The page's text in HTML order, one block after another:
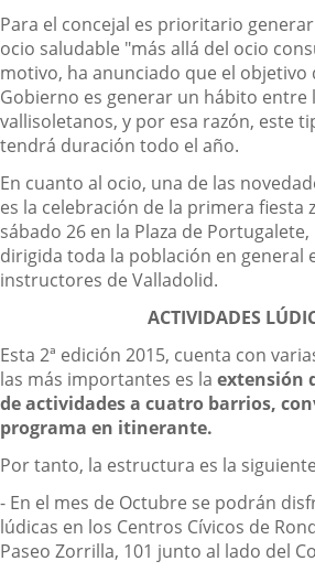
Para el concejal es prioritario
ocio saludable "más allá del ocio
motivo, ha anunciado que el objetivo
Gobierno es generar un hábito entre
vallisoletanos, y por esa razón, este
tendrá duración todo el año.
En cuanto al ocio, una de las
es la celebración de la primera fiesta
sábado 26 en la Plaza de Portugalete,
dirigida toda la población en general
instructores de Valladolid.
ACTIVIDADES
Esta 2ª edición 2015, cuenta con
las más importantes es la extensión
de actividadesa cuatro barrios,
programa en itinerante.
Por tanto, la estructura es la
- En el mes de Octubre se podrán
lúdicas en los Centros Cívicos de
Paseo Zorrilla, 101 junto al lado del